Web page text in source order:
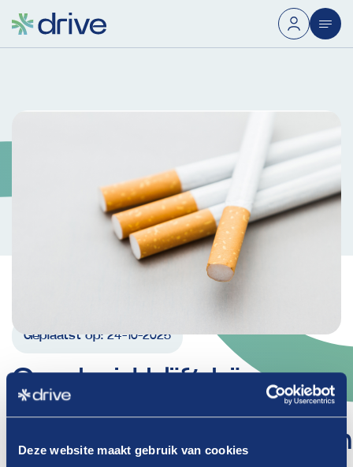
Deze website maakt gebruik van cookies
Geplaatst op: 24-10-2025
Overheid blijft bij
vastgestelde jaartallen
tabaksverkoopverboden